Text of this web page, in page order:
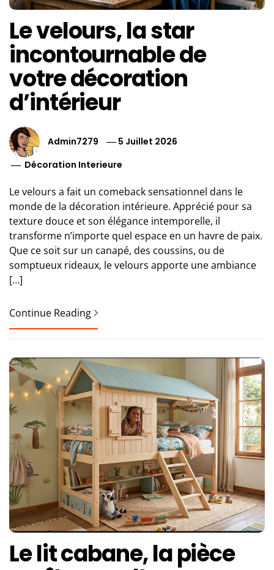
Le velours, la star
incontournable de
votre décoration
d’intérieur
Admin7279
5 Juillet 2026
Décoration Interieure
Le velours a fait un comeback sensationnel dans le
monde de la décoration intérieure. Apprécié pour sa
texture douce et son élégance intemporelle, il
transforme n’importe quel espace en un havre de paix.
Que ce soit sur un canapé, des coussins, ou de
somptueux rideaux, le velours apporte une ambiance
[…]
Continue Reading
Le lit cabane, la pièce